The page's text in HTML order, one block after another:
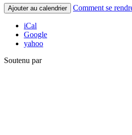
Ajouter au calendrier Comment se
iCal
Google
yahoo
Soutenu par